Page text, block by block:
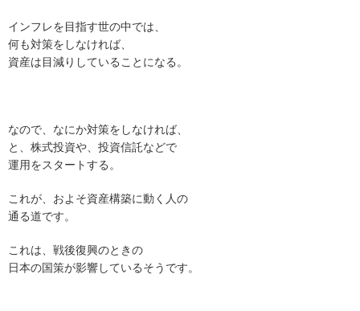
インフレを目指す世の中では、
何も対策をしなければ、
資産は目減りしていることになる。
なので、なにか対策をしなければ、
と、株式投資や、投資信託などで
運用をスタートする。
これが、およそ資産構築に動く人の
通る道です。
これは、戦後復興のときの
日本の国策が影響しているそうです。